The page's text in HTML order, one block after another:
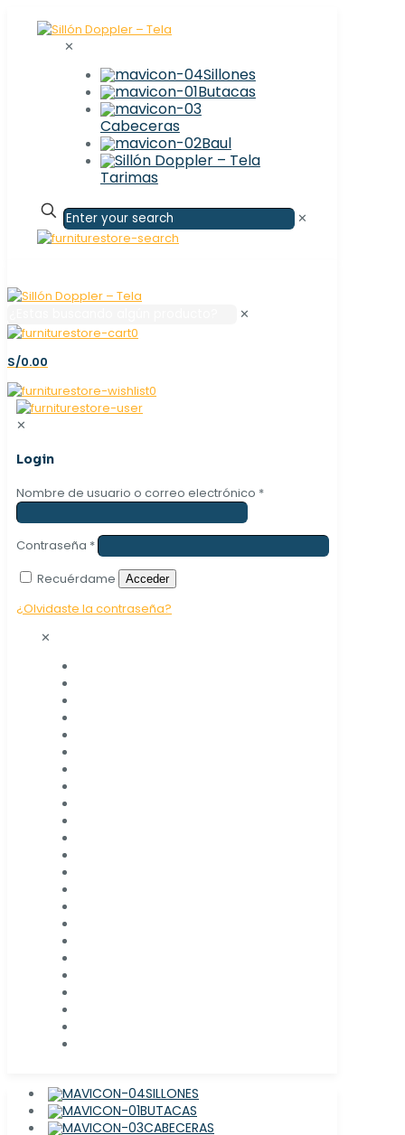
✕
Sillones
Butacas
Cabeceras
Baul
Tarimas
✕
✕
0
S/0.00
0
✕
Login
Nombre de usuario o correo electrónico *
Contraseña *
Recuérdame
Acceder
¿Olvidaste la contraseña?
✕
SILLONES
BUTACAS
CABECERAS